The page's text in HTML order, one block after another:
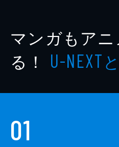
マンガもア
る！ U-NEXT
01